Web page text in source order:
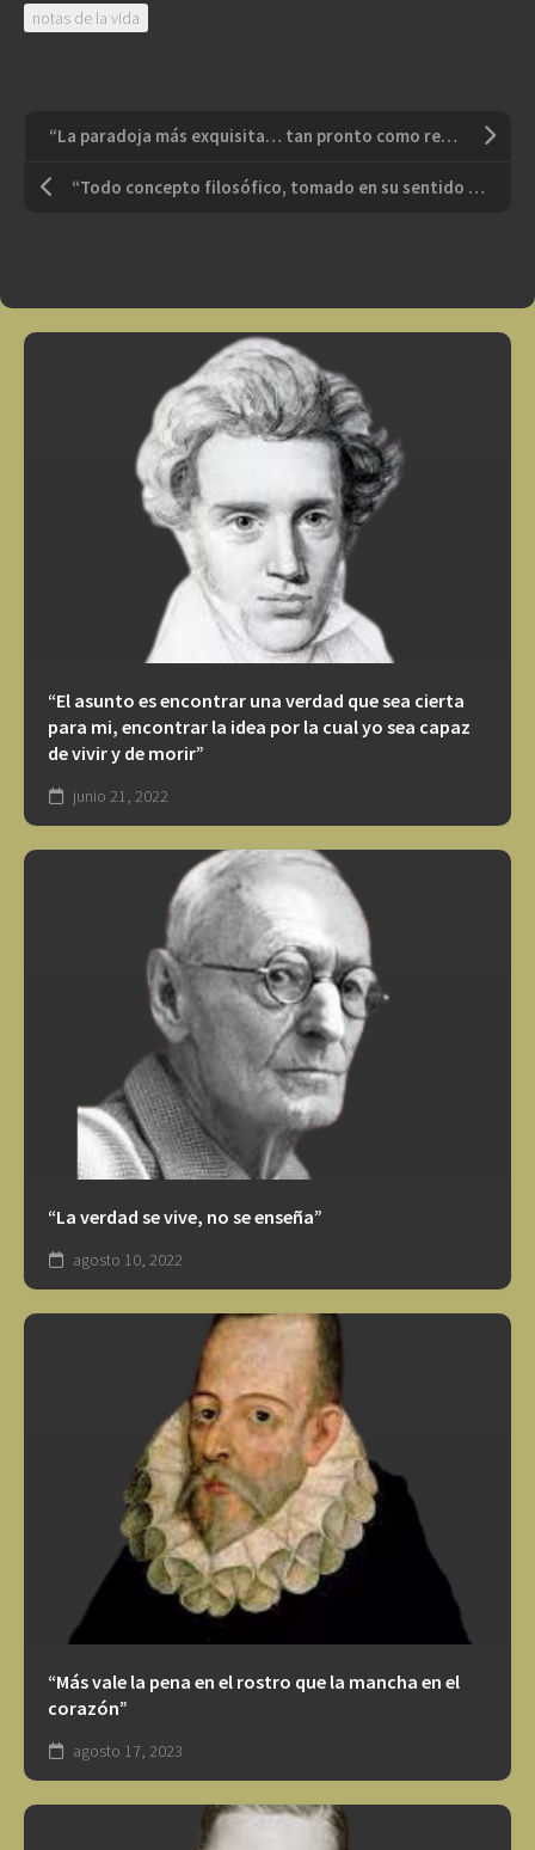
notas de la vida
“La paradoja más exquisita… tan pronto como renuncias a todo, puedes tenerlo todo. Mientras sigas queriendo poder, no puedes tenerlo. En el minuto en que no quieras poder, tendrás más del que soñaste posible”
“Todo concepto filosófico, tomado en su sentido más genérico, explica cualquier cosa”
“El asunto es encontrar una verdad que sea cierta
para mi, encontrar la idea por la cual yo sea capaz
de vivir y de morir”
junio 21, 2022
“La verdad se vive, no se enseña”
agosto 10, 2022
“Más vale la pena en el rostro que la mancha en el
corazón”
agosto 17, 2023